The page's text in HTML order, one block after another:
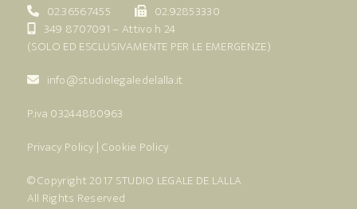
02.36567455
02.92853330
349 8707091 – Attivo h 24
(SOLO ED ESCLUSIVAMENTE PER LE EMERGENZE)
info@studiolegaledelalla.it
P.iva 03244880963
Privacy Policy | Cookie Policy
© Copyright 2017 STUDIO LEGALE DE LALLA
All Rights Reserved